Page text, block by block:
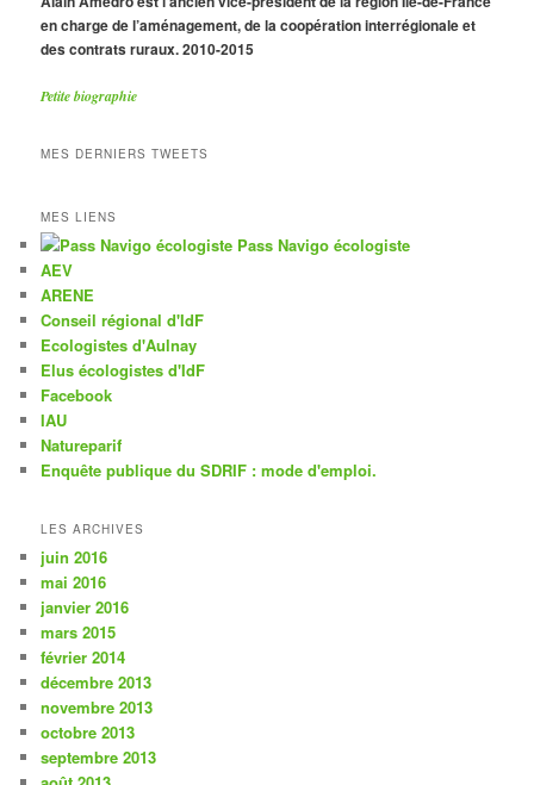
en charge de l’aménagement, de la coopération interrégionale et
des contrats ruraux. 2010-2015
Petite biographie
MES DERNIERS TWEETS
MES LIENS
Pass Navigo écologiste
AEV
ARENE
Conseil régional d'IdF
Ecologistes d'Aulnay
Elus écologistes d'IdF
Facebook
IAU
Natureparif
Enquête publique du SDRIF : mode d'emploi.
LES ARCHIVES
juin 2016
mai 2016
janvier 2016
mars 2015
février 2014
décembre 2013
novembre 2013
octobre 2013
septembre 2013